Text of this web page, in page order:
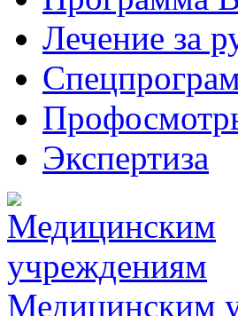
Лечение за
Экспертиза
Медицинским